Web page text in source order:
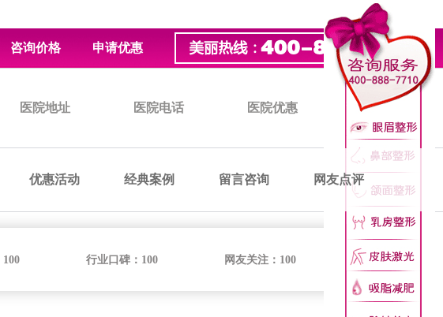
咨询价格 申请优惠
医院地址 医院电话 医院优惠 医院价格
优惠活动 经典案例 留言咨询 网友点评
100 行业口碑： 100 网友关注： 100